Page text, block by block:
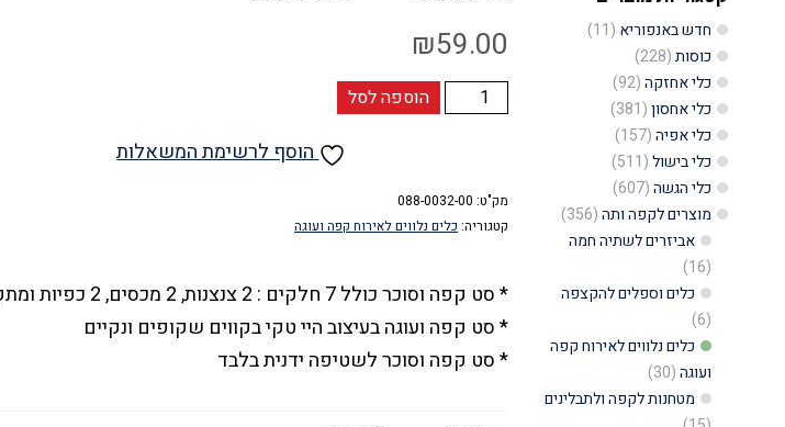
חדש באנפוריא (11)
כוסות(228)
כלי אחזקה(92)
כלי אחסון(381)
כלי אפיה(157)
כלי בישול(511)
כלי הגשה(607)
מוצרים לקפה ותה(356)
אביזרים לשתיה חמה
(16)
כלים וספלים להקצפה
(6)
כלים נלווים לאירוח קפה
ועוגה(30)
מטחנות לקפה ולתבלינים
₪59.00
כמות
קפה
וסוכר
על
מעמד
(7
הוספה לסל
הוסף לרשימת המשאלות
מק"ט: 088-0032-00
קטגוריה: כלים נלווים לאירוח קפה ועוגה
* סט קפה וסוכר כולל 7 חלקים : 2 צנצנות, 2 מכסים, 2 כפיות ומתקן נשיאה
* סט קפה ועוגה בעיצוב היי טקי בקווים שקופים ונקיים
* סט קפה וסוכר לשטיפה ידנית בלבד